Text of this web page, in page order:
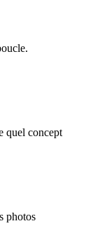
quel concept
photos